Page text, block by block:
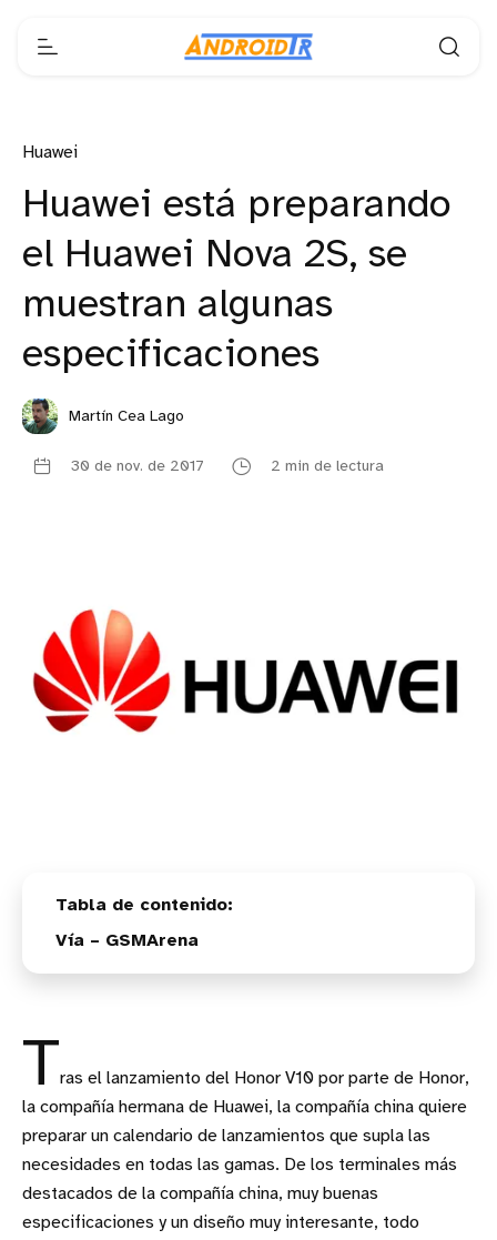
Huawei
Huawei está preparando
el Huawei Nova 2S, se
muestran algunas
especificaciones
Martín Cea Lago
30 de nov. de 2017 2 min de lectura
Vía – GSMArena
Tras el lanzamiento del Honor V10 por parte de Honor,
la compañía hermana de Huawei, la compañía china quiere
preparar un calendario de lanzamientos que supla las
necesidades en todas las gamas. De los terminales más
destacados de la compañía china, muy buenas
especificaciones y un diseño muy interesante, todo